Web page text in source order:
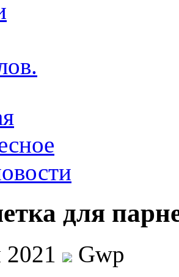
для
Gwp